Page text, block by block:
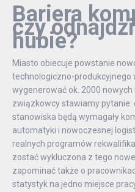
Bariera
czy
hubie?
Miasto obiecuje powstanie
technologiczno-produkcyjnego
wygenerować ok. 2000
związkowcy stawiamy pytanie:
stanowiska będą wymagały
automatyki i nowoczesnej
realnych programów
zostać wykluczona z tego
zapominać także o
statystyk na jedno miejsce